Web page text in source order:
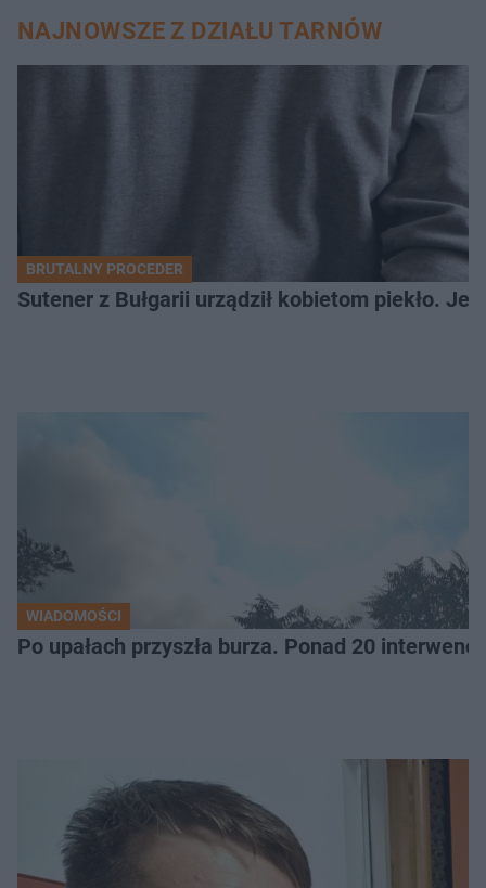
NAJNOWSZE Z DZIAŁU TARNÓW
BRUTALNY PROCEDER
Sutener z Bułgarii urządził kobietom piekło.
WIADOMOŚCI
Po upałach przyszła burza. Ponad 20